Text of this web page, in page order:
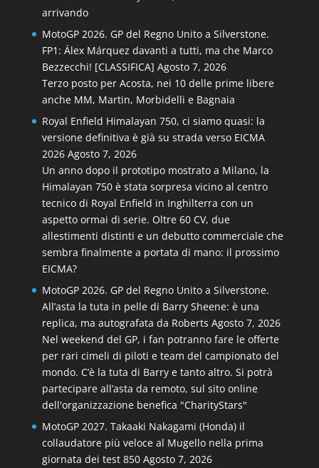
arrivando
MotoGP 2026. GP del Regno Unito a Silverstone.
FP1: Álex Márquez davanti a tutti, ma che Marco
Bezzecchi! [CLASSIFICA] Agosto 7, 2026
Terzo posto per Acosta, nei 10 delle prime libere
anche MM, Martin, Morbidelli e Bagnaia
Royal Enfield Himalayan 750, ci siamo quasi: la
versione definitiva è già su strada verso EICMA
2026 Agosto 7, 2026
Un anno dopo il prototipo mostrato a Milano, la
Himalayan 750 è stata sorpresa vicino al centro
tecnico di Royal Enfield in Inghilterra con un
aspetto ormai di serie. Oltre 60 CV, due
allestimenti distinti e un debutto commerciale che
sembra finalmente a portata di mano: il prossimo
EICMA?
MotoGP 2026. GP del Regno Unito a Silverstone.
All’asta la tuta in pelle di Barry Sheene: è una
replica, ma autografata da Roberts Agosto 7, 2026
Nel weekend del GP, i fan potranno fare le offerte
per rari cimeli di piloti e team del campionato del
mondo. C’è la tuta di Barry e tanto altro. Si potrà
partecipare all’asta da remoto, sul sito online
dell'organizzazione benefica "CharityStars"
MotoGP 2027. Takaaki Nakagami (Honda) il
collaudatore più veloce al Mugello nella prima
giornata dei test 850 Agosto 7, 2026